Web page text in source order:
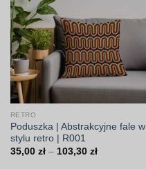
RETRO
Poduszka | Abstrakcyjne fale w
stylu retro | R001
35,00 zł – 103,30 złZakres